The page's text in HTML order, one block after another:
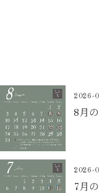
2026-
8月
2026-
7月